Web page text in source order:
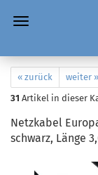
« zurück weiter »
31 Artikel in dieser
Netzkabel
schwarz, Länge